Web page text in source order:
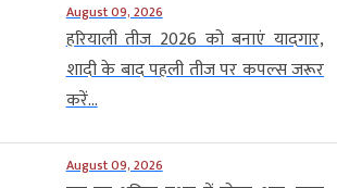
August 09, 2026
हरियाली तीज 2026 को बनाएं यादगार,
शादी के बाद पहली तीज पर कपल्स जरूर
करें...
August 09, 2026